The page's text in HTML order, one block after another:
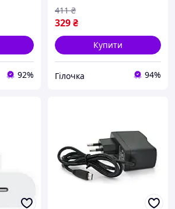
92%
329₴
411 ₴
Купити
Гілочка 94%